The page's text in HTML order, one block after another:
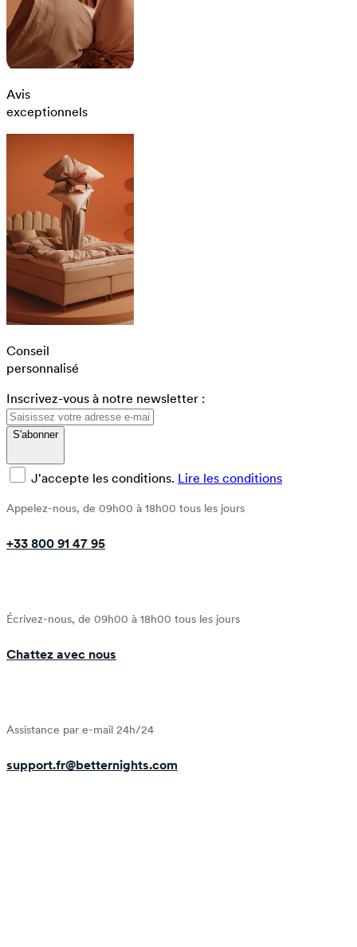
Avis
exceptionnels
Conseil
personnalisé
Inscrivez-vous à notre newsletter :
S'abonner
J'accepte les conditions. Lire les conditions
Appelez-nous, de 09h00 à 18h00 tous les jours
+33 800 91 47 95
Écrivez-nous, de 09h00 à 18h00 tous les jours
Chattez avec nous
Assistance par e-mail 24h/24
support.fr@betternights.com